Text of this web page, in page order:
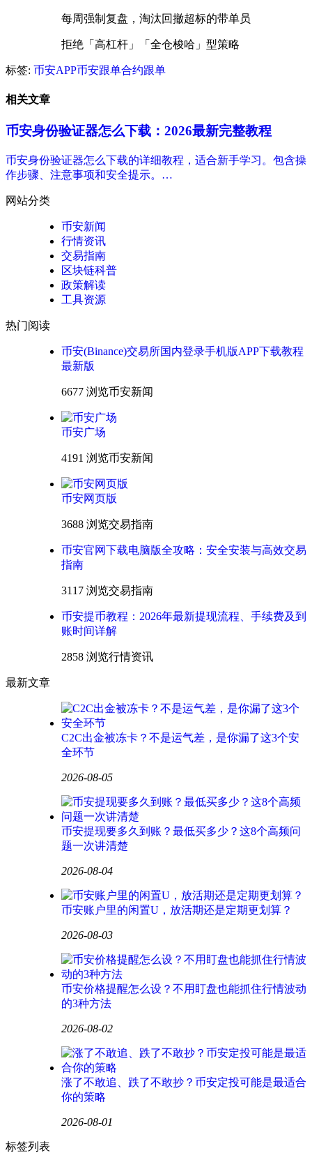
每周强制复盘，淘汰回撤超标的带单员
拒绝「高杠杆」「全仓梭哈」型策略
标签: 币安APP币安跟单合约跟单
相关文章
币安身份验证器怎么下载：2026最新完整教程
币安身份验证器怎么下载的详细教程，适合新手学习。包含操
作步骤、注意事项和安全提示。…
网站分类
币安新闻
行情资讯
交易指南
区块链科普
政策解读
工具资源
热门阅读
币安(Binance)交易所国内登录手机版APP下载教程
最新版
6677 浏览币安新闻
币安广场
4191 浏览币安新闻
币安网页版
3688 浏览交易指南
币安官网下载电脑版全攻略：安全安装与高效交易
指南
3117 浏览交易指南
币安提币教程：2026年最新提现流程、手续费及到
账时间详解
2858 浏览行情资讯
最新文章
C2C出金被冻卡？不是运气差，是你漏了这3个安
全环节
2026-08-05
币安提现要多久到账？最低买多少？这8个高频问
题一次讲清楚
2026-08-04
币安账户里的闲置U，放活期还是定期更划算？
2026-08-03
币安价格提醒怎么设？不用盯盘也能抓住行情波动
的3种方法
2026-08-02
涨了不敢追、跌了不敢抄？币安定投可能是最适合
你的策略
2026-08-01
标签列表